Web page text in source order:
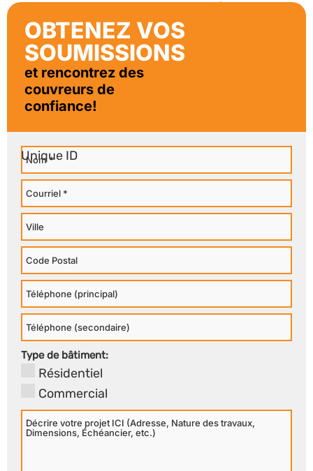
Westmount
OBTENEZ VOS
SOUMISSIONS
et rencontrez des
couvreurs de
confiance!
Nom
Courriel
Ville
Code
Postal
Téléphone
Principal
Téléphone
Secondaire
Type de bâtiment:
Résidentiel
Commercial
Décrire
votre